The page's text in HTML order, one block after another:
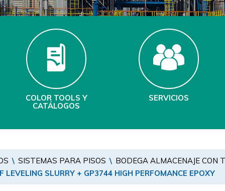
COLOR TOOLS Y
CATÁLOGOS
SERVICIOS
\ SISTEMAS PARA PISOS \ BODEGA ALMACENAJE CON
LEVELING SLURRY + GP3744 HIGH PERFOMANCE EPOXY